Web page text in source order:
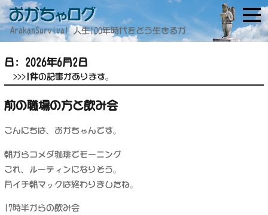
ArakanSurvival 人生100年時代をどう生きるか
日: 2026年6月2日
>>>1件の記事があります。
前の職場の方と飲み会
こんにちは、おかちゃんです。
朝からコメダ珈琲でモーニング
これ、ルーティンになりそう。
月イチ朝マックは終わりましたね。
17時半からの飲み会